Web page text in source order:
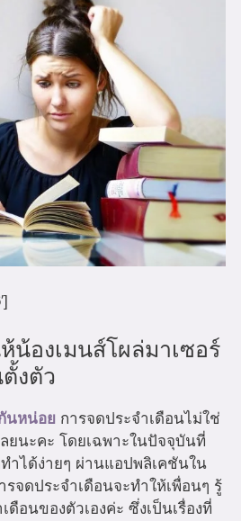
น้องเมนส์โผล่มาเซอร์
งตัว
นหน่อย การจดประจำเดือนไม่ใช่
ลยนะคะ โดยเฉพาะในปัจจุบันที่
ำได้ง่ายๆ ผ่านแอปพลิเคชันใน
รจดประจำเดือนจะทำให้เพื่อนๆ รู้
ดือนของตัวเองค่ะ ซึ่งเป็นเรื่องที่